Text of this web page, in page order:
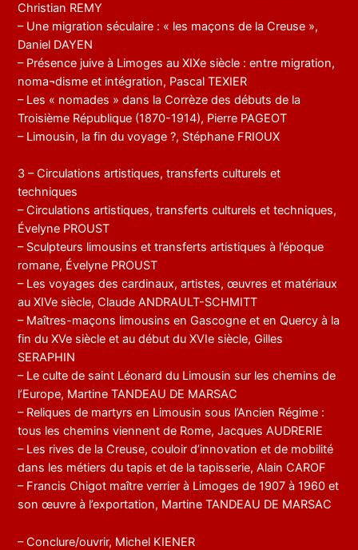
Christian REMY
– Une migration séculaire : « les maçons de la Creuse »,
Daniel DAYEN
– Présence juive à Limoges au XIXe siècle : entre migration,
noma¬disme et intégration, Pascal TEXIER
– Les « nomades » dans la Corrèze des débuts de la
Troisième République (1870-1914), Pierre PAGEOT
– Limousin, la fin du voyage ?, Stéphane FRIOUX
3 – Circulations artistiques, transferts culturels et
techniques
– Circulations artistiques, transferts culturels et techniques,
Évelyne PROUST
– Sculpteurs limousins et transferts artistiques à l’époque
romane, Évelyne PROUST
– Les voyages des cardinaux, artistes, œuvres et matériaux
au XIVe siècle, Claude ANDRAULT-SCHMITT
– Maîtres-maçons limousins en Gascogne et en Quercy à la
fin du XVe siècle et au début du XVIe siècle, Gilles
SERAPHIN
– Le culte de saint Léonard du Limousin sur les chemins de
l’Europe, Martine TANDEAU DE MARSAC
– Reliques de martyrs en Limousin sous l’Ancien Régime :
tous les chemins viennent de Rome, Jacques AUDRERIE
– Les rives de la Creuse, couloir d’innovation et de mobilité
dans les métiers du tapis et de la tapisserie, Alain CAROF
– Francis Chigot maître verrier à Limoges de 1907 à 1960 et
son œuvre à l’exportation, Martine TANDEAU DE MARSAC
– Conclure/ouvrir, Michel KIENER